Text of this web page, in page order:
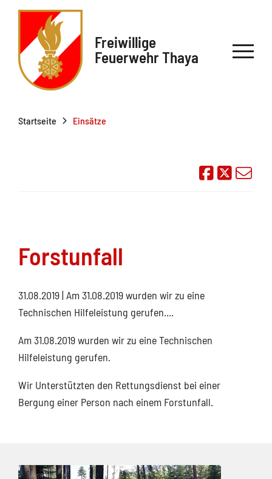
Freiwillige
Feuerwehr Thaya
Startseite Einsätze
Auf
Forstunfall
31.08.2019| Am 31.08.2019 wurden wir zu eine
Technischen Hilfeleistung gerufen....
Am 31.08.2019 wurden wir zu eine Technischen
Hilfeleistung gerufen.
Wir Unterstützten den Rettungsdienst bei einer
Bergung einer Person nach einem Forstunfall.